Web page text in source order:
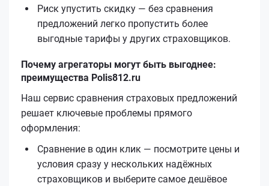
Риск упустить скидку — без сравнения
предложений легко пропустить более
выгодные тарифы у других страховщиков.
Почему агрегаторы могут быть выгоднее:
преимущества Polis812.ru
Наш сервис сравнения страховых предложений
решает ключевые проблемы прямого
оформления:
Сравнение в один клик — посмотрите цены и
условия сразу у нескольких надёжных
страховщиков и выберите самое дешёвое